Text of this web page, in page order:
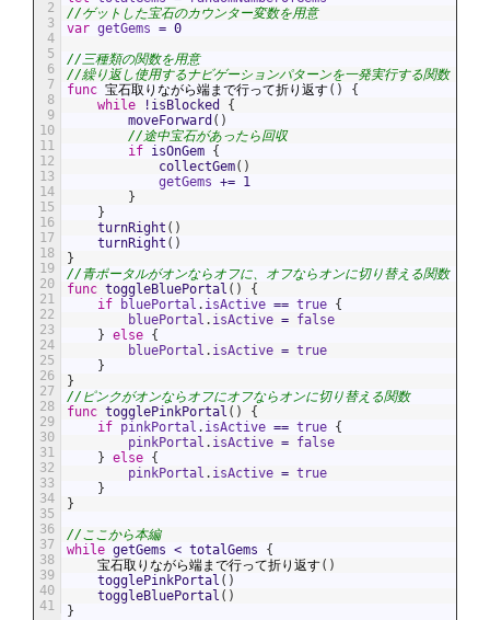
2
3
4
5
6
7
8
9
10
11
12
13
14
15
16
17
18
19
20
21
22
23
24
25
26
27
28
29
30
31
32
33
34
35
36
37
38
39
40
41
//ゲットした宝石のカウンター変数を用意
var getGems = 0
//三種類の関数を用意
//繰り返し使用するナビゲーションパターンを一発実行する関数
func 宝石取りながら端まで行って折り返す( )
{
while
! isBlocked
{
moveForward ( )
//途中宝石があったら回収
if isOnGem {
collectGem( )
getGems += 1
}
}
turnRight ( )
turnRight ( )
}
//青ポータルがオンならオフに、オフならオンに切り替える関数
func toggleBluePortal ( )
{
if
bluePortal . isActive == true {
bluePortal . isActive = false
} else {
bluePortal . isActive = true
}
}
//ピンクがオンならオフにオフならオンに切り替える関数
func togglePinkPortal ( )
{
if pinkPortal . isActive == true {
pinkPortal . isActive = false
} else {
pinkPortal . isActive = true
}
}
//ここから本編
while getGems < totalGems
{
宝石取りながら端まで行って折り返す( )
togglePinkPortal ( )
toggleBluePortal ( )
}